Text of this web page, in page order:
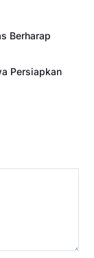
Berharap
Persiapkan